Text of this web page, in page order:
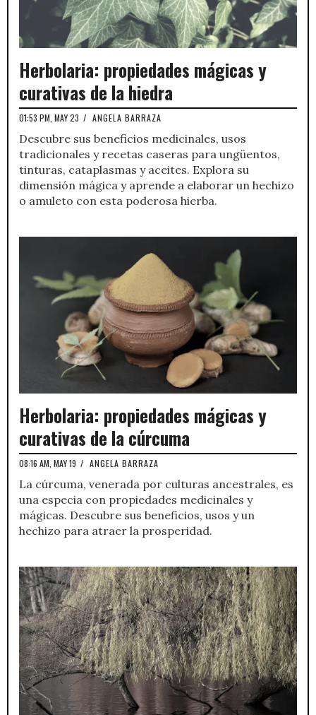
Herbolaria: propiedades mágicas y
curativas de la hiedra
01:53 PM, MAY 23 / ANGELA BARRAZA
Descubre sus beneficios medicinales, usos
tradicionales y recetas caseras para ungüentos,
tinturas, cataplasmas y aceites. Explora su
dimensión mágica y aprende a elaborar un hechizo
o amuleto con esta poderosa hierba.
Herbolaria: propiedades mágicas y
curativas de la cúrcuma
08:16 AM, MAY 19 / ANGELA BARRAZA
La cúrcuma, venerada por culturas ancestrales, es
una especia con propiedades medicinales y
mágicas. Descubre sus beneficios, usos y un
hechizo para atraer la prosperidad.